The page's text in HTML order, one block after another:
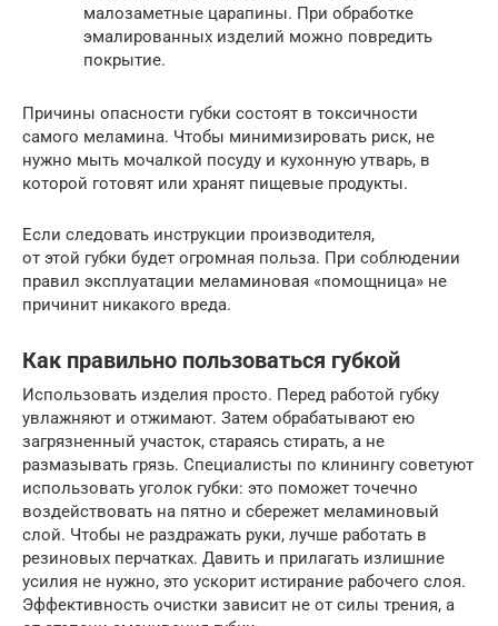
малозаметные царапины. При обработке
эмалированных изделий можно повредить
покрытие.
Причины опасности губки состоят в токсичности
самого меламина. Чтобы минимизировать риск, не
нужно мыть мочалкой посуду и кухонную утварь, в
которой готовят или хранят пищевые продукты.
Если следовать инструкции производителя,
от этой губки будет огромная польза. При соблюдении
правил эксплуатации меламиновая «помощница» не
причинит никакого вреда.
Как правильно пользоваться губкой
Использовать изделия просто. Перед работой губку
увлажняют и отжимают. Затем обрабатывают ею
загрязненный участок, стараясь стирать, а не
размазывать грязь. Специалисты по клинингу советуют
использовать уголок губки: это поможет точечно
воздействовать на пятно и сбережет меламиновый
слой. Чтобы не раздражать руки, лучше работать в
резиновых перчатках. Давить и прилагать излишние
усилия не нужно, это ускорит истирание рабочего слоя.
Эффективность очистки зависит не от силы трения, а